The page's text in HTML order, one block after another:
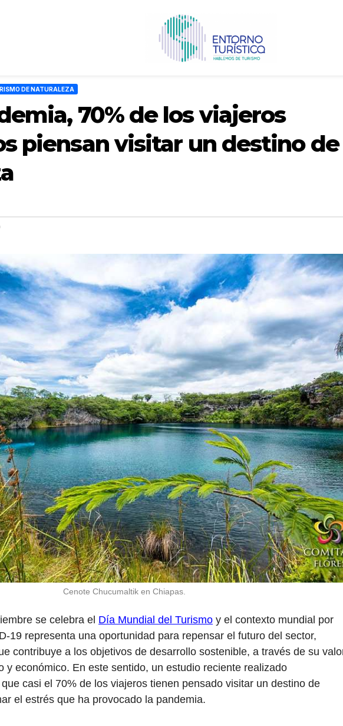
DE NATURALEZA
70% de los viajeros
piensan visitar un destino de
Cenote Chucumaltik en Chiapas.
se celebra el Día Mundial del Turismo y el contexto mundial por
19 representa una oportunidad para repensar el futuro del sector,
contribuye a los objetivos de desarrollo sostenible, a través de su
y económico. En este sentido, un estudio reciente realizado
casi el 70% de los viajeros tienen pensado visitar un destino de
el estrés que ha provocado la pandemia.